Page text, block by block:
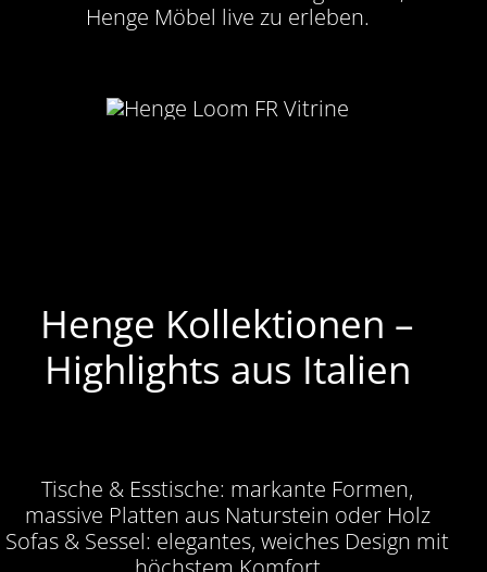
Henge Möbel live zu erleben.
Henge Kollektionen –
Highlights aus Italien
Tische & Esstische: markante Formen,
massive Platten aus Naturstein oder Holz
Sofas & Sessel: elegantes, weiches Design mit